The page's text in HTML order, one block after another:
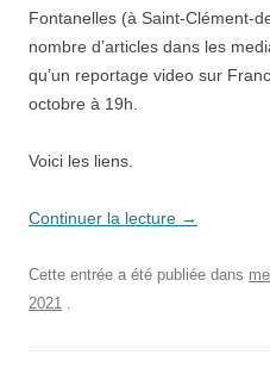
Fontanelles (à Saint-Clément-
nombre d’articles dans les
qu’un reportage video sur
octobre à 19h.
Voici les liens.
Continuer la lecture →
Cette entrée a été publiée dans
2021 .